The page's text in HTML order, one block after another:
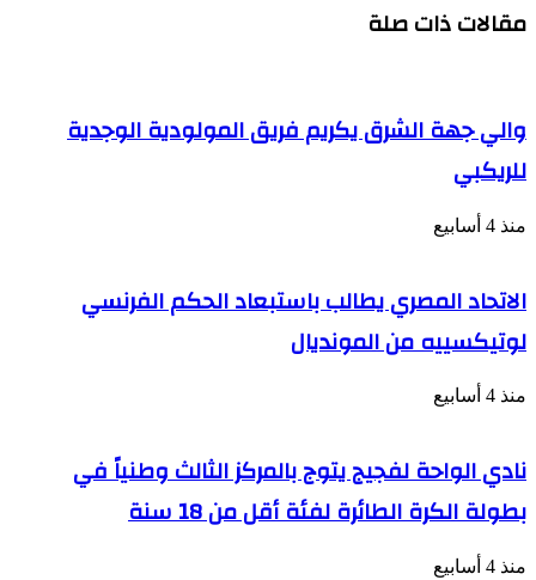
"موديرنا"
مقالات ذات صلة
والي جهة الشرق يكريم فريق المولودية الوجدية
للريكبي
منذ 4 أسابيع
الاتحاد المصري يطالب باستبعاد الحكم الفرنسي
لوتيكسييه من المونديال
منذ 4 أسابيع
نادي الواحة لفجيج يتوج بالمركز الثالث وطنياً في
بطولة الكرة الطائرة لفئة أقل من 18 سنة
منذ 4 أسابيع